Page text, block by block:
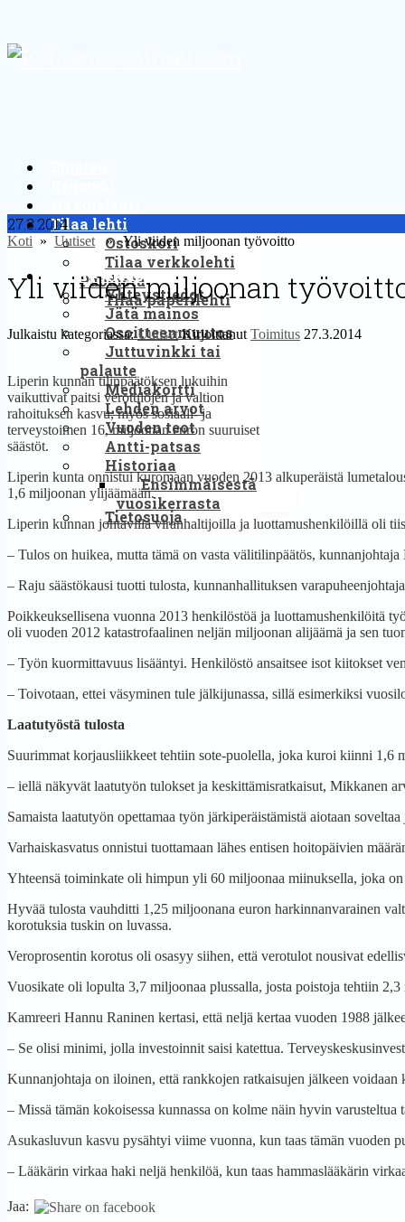
Tilaa lehti
Ostoskori
Tilaa verkkolehti
Puodista
Tilaa paperilehti
Yhteystiedot
Yhteystiedot
Jätä mainos
Osoitteenmuutos
Juttuvinkki tai
palaute
Mediakortti
Lehden arvot
Vuoden teot
Antti-patsas
Historiaa
Ensimmäisestä
vuosikerrasta
Tietosuoja
27.3.2014
Koti » Uutiset » Yli viiden miljoonan työvoitto
Yli viiden miljoonan
Julkaistu kategoriassa:UutisetKirjoittanut Toimitus 27.3.2014
Liperin kunnan tilinpäätöksen lukuihin
vaikuttivat paitsi verotulojen ja valtion
rahoituksen kasvu, myös sosiaali- ja
terveystoimen 16, miljoonan euron suuruiset
säästöt.
Liperin kunta onnistui kuromaan vuoden 2013 alkuperäistä
1,6 miljoonan ylijäämään.
Liperin kunnan johtavilla viranhaltijoilla ja luottamushenkilöillä oli
– Tulos on huikea, mutta tämä on vasta välitilinpäätös,
– Raju säästökausi tuotti tulosta, kunnanhallituksen
Poikkeuksellisena vuonna 2013 henkilöstöä ja luottamushenkilöitä
oli vuoden 2012 katastrofaalinen neljän miljoonan alijäämä ja sen
– Työn kuormittavuus lisääntyi. Henkilöstö ansaitsee isot kiitokset
– Toivotaan, ettei väsyminen tule jälkijunassa, sillä esimerkiksi
Laatutyöstä tulosta
Suurimmat korjausliikkeet tehtiin sote-puolella, joka kuroi kiinni 1,6
– iellä näkyvät laatutyön tulokset ja keskittämisratkaisut, Mikkanen
Samaista laatutyön opettamaa työn järkiperäistämistä aiotaan
Varhaiskasvatus onnistui tuottamaan lähes entisen hoitopäivien
Yhteensä toiminkate oli himpun yli 60 miljoonaa miinuksella, joka
Hyvää tulosta vauhditti 1,25 miljoonana euron harkinnanvarainen
korotuksia tuskin on luvassa.
Veroprosentin korotus oli osasyy siihen, että verotulot nousivat
Vuosikate oli lopulta 3,7 miljoonaa plussalla, josta poistoja tehtiin 2,3
Kamreeri Hannu Raninen kertasi, että neljä kertaa vuoden 1988
– Se olisi minimi, jolla investoinnit saisi katettua.
Kunnanjohtaja on iloinen, että rankkojen ratkaisujen jälkeen
– Missä tämän kokoisessa kunnassa on kolme näin hyvin varusteltua
Asukasluvun kasvu pysähtyi viime vuonna, kun taas tämän vuoden
– Lääkärin virkaa haki neljä henkilöä, kun taas hammaslääkärin
Jaa: